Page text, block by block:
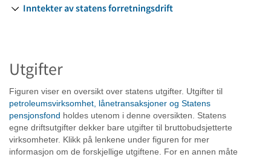
Inntekter av statens forretningsdrift
Utgifter
Figuren viser en oversikt over statens utgifter. Utgifter til
petroleumsvirksomhet, lånetransaksjoner og Statens
pensjonsfond holdes utenom i denne oversikten. Statens
egne driftsutgifter dekker bare utgifter til bruttobudsjetterte
virksomheter. Klikk på lenkene under figuren for mer
informasjon om de forskjellige utgiftene. For en annen måte